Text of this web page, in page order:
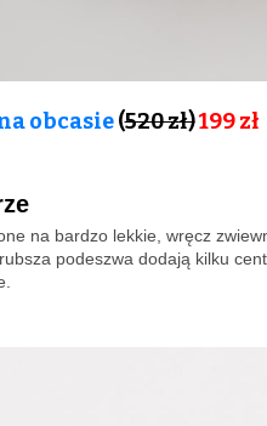
obcasie(520 zł)199 zł
na bardzo lekkie, wręcz
podeszwa dodają kilku